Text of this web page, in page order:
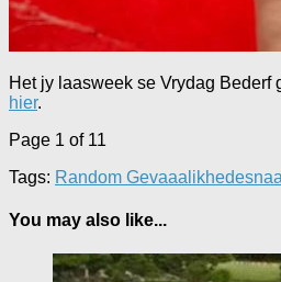
Het jy laasweek se Vrydag Bederf
hier.
Page 1 of 11
Tags: Random Gevaaalikhede
You may also like...